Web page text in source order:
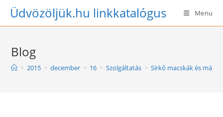
SkipÜdvözöljük.hu linkkatalógus Menu
Blog
> 2015 > december > 16 > Szolgáltatás > Sírkő macskák és más